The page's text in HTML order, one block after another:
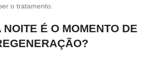
o tratamento.
NOITE É O MOMENTO DE